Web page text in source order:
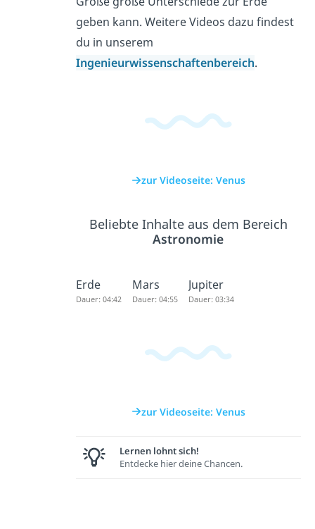
geben kann. Weitere Videos dazu findest
du in unserem
Ingenieurwissenschaftenbereich.
zur Videoseite: Venus
Beliebte Inhalte aus dem Bereich
Astronomie
Erde
Dauer: 04:42
Mars
Dauer: 04:55
Jupiter
Dauer: 03:34
zur Videoseite: Venus
Lernen lohnt sich!
Entdecke hier deine Chancen.